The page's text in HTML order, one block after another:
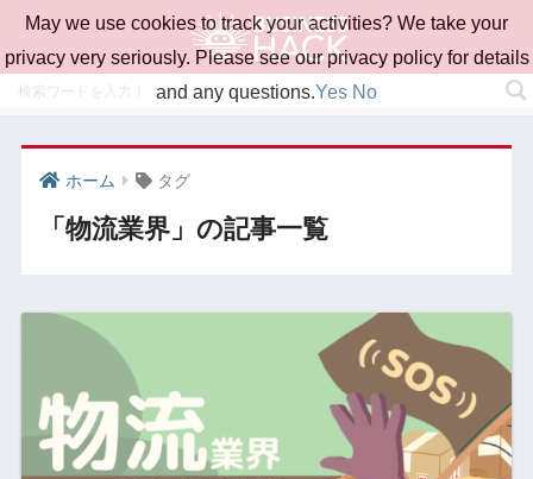
ホーム タグ
「物流業界」の記事一覧
May we use cookies to track your activities? We take your
privacy very seriously. Please see our privacy policy for details
and any questions.Yes No